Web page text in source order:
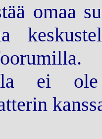
omaa
ei